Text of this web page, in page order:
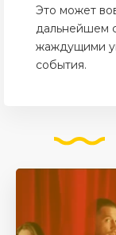
Это может
дальнейшем
жаждущими
события.